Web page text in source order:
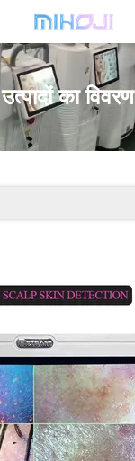
उत्पादों का विवरण